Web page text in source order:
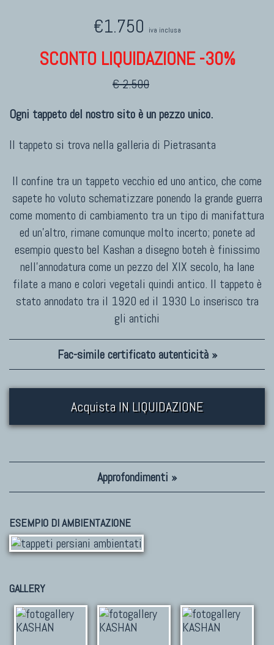
€1.750 iva inclusa
SCONTO LIQUIDAZIONE -30%
€ 2.500
Ogni tappeto del nostro sito è un pezzo unico.
Il tappeto si trova nella galleria di Pietrasanta
Il confine tra un tappeto vecchio ed uno antico, che come
sapete ho voluto schematizzare ponendo la grande guerra
come momento di cambiamento tra un tipo di manifattura
ed un'altro, rimane comunque molto incerto; ponete ad
esempio questo bel Kashan a disegno boteh è finissimo
nell'annodatura come un pezzo del XIX secolo, ha lane
filate a mano e colori vegetali quindi antico. Il tappeto è
stato annodato tra il 1920 ed il 1930 Lo inserisco tra
gli antichi
Fac-simile certificato autenticità »
Acquista IN LIQUIDAZIONE
Approfondimenti »
ESEMPIO DI AMBIENTAZIONE
GALLERY